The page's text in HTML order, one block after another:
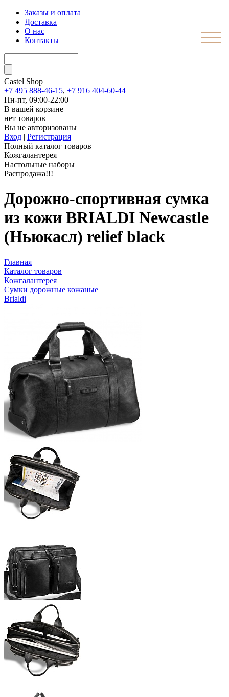
Заказы и оплата
Доставка
О нас
Контакты
Castel Shop
+7 495 888-46-15, +7 916 404-60-44
Пн-пт, 09:00-22:00
В вашей корзине
нет товаров
Вы не авторизованы
Вход | Регистрация
Полный каталог товаров
Кожгалантерея
Настольные наборы
Распродажа!!!
Дорожно-спортивная сумка
из кожи BRIALDI Newcastle
(Ньюкасл) relief black
Главная
Каталог товаров
Кожгалантерея
Сумки дорожные кожаные
Brialdi